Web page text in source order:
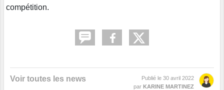
compétition.
Voir toutes les news Publié le 30 avril 2022
par KARINE MARTINEZ